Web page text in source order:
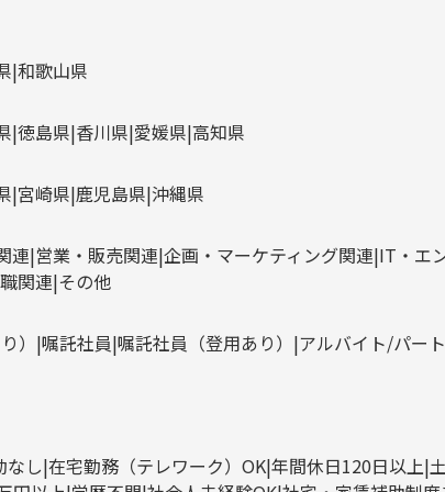
和歌山県
徳島県 香川県 愛媛県 高知県
宮崎県 鹿児島県 沖縄県
連 営業・販売関連 企画・マーケティング関連 IT・エ
関連 その他
） 嘱託社員 嘱託社員（登用あり） アルバイト/パート
なし 在宅勤務（テレワーク）OK 年間休日120日以上